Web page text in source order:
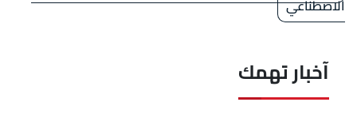
الاصطناعي
آخبار تهمك